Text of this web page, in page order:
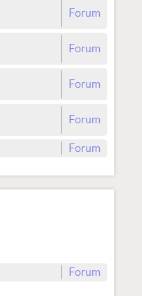
Forum
Forum
Forum
Forum
Forum
Forum